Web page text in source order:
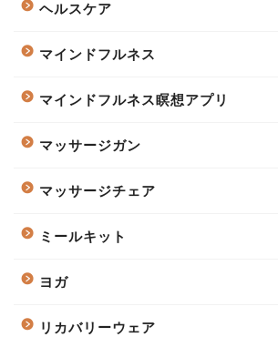
ヘルスケア
マインドフルネス
マインドフルネス瞑想アプリ
マッサージガン
マッサージチェア
ミールキット
ヨガ
リカバリーウェア